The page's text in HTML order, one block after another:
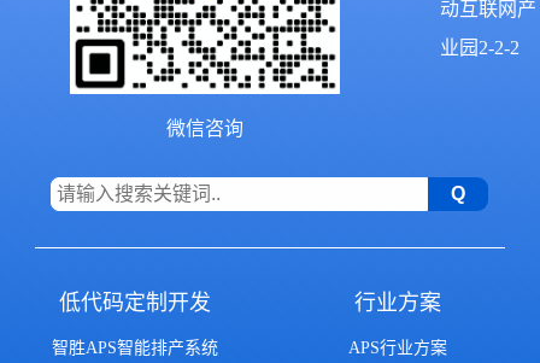
微信咨询
动互联网产
业园2-2-2
低代码定制开发
智胜APS智能排产系统
行业方案
APS行业方案